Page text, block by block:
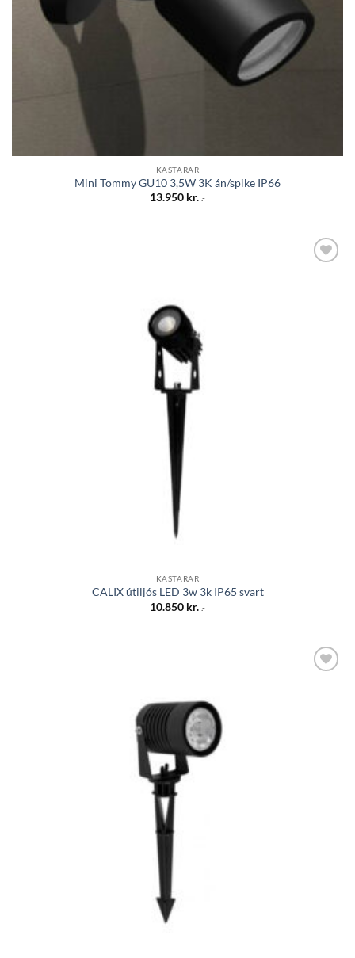
KASTARAR
Mini Tommy GU10 3,5W 3K án/spike IP66
13.950 kr. .-
KASTARAR
CALIX útiljós LED 3w 3k IP65 svart
10.850 kr. .-